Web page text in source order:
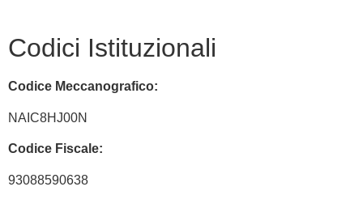
Codici Istituzionali
Codice Meccanografico:
NAIC8HJ00N
Codice Fiscale:
93088590638